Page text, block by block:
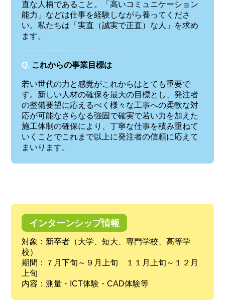
直な人柄であること。「高いコミュニケーション
能力」などは仕事を経験しながら養ってくださ
い。私たちは「実直（誠実で正直）な人」を求め
ます。
Q. これからの事業目標は
若い世代の力と感覚がこれからはとても重要で
す。新しい人材の確保を最大の目標とし、発注者
の整備要望に応えるべく様々な工事への柔軟な対
応が可能なさらなる強固で確実で若い力を加えた
施工体制の確保により、丁寧な仕事を積み重ねて
いくことでこれまで以上に発注者の信頼に応えて
まいります。
インターンシップ情報
対象：新卒者（大学、短大、専門学校、高等学
校）
期間：７月下旬～９月上旬 １１月上旬～１２月
上旬
内容：測量・ICT体験・CAD体験等